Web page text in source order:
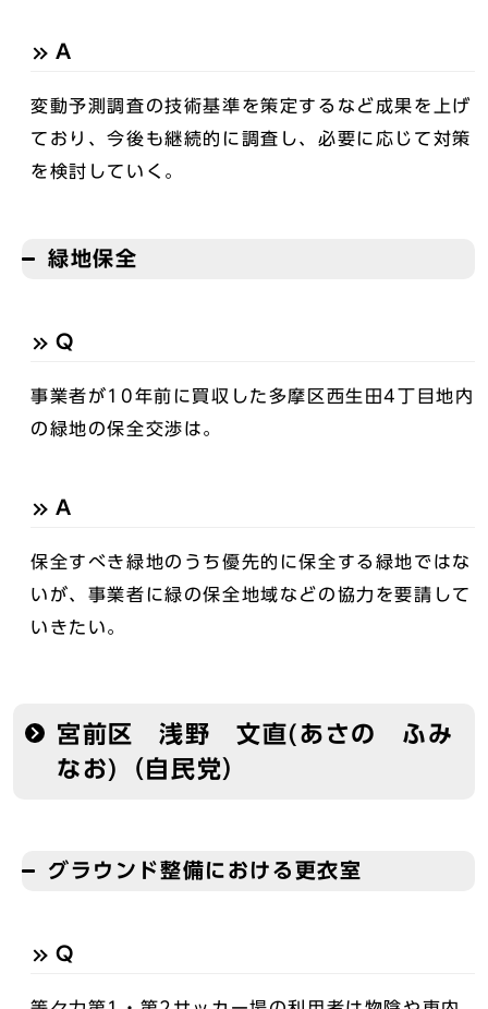
A
変動予測調査の技術基準を策定するなど成果を上げ
ており、今後も継続的に調査し、必要に応じて対策
を検討していく。
緑地保全
Q
事業者が10年前に買収した多摩区西生田4丁目地内
の緑地の保全交渉は。
A
保全すべき緑地のうち優先的に保全する緑地ではな
いが、事業者に緑の保全地域などの協力を要請して
いきたい。
宮前区 浅野 文直(あさの ふみ
なお)（自民党）
グラウンド整備における更衣室
Q